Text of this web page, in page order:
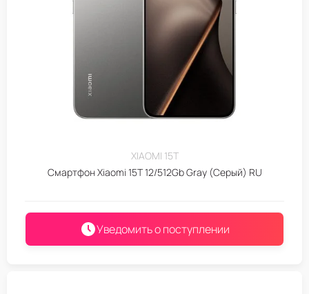
XIAOMI 15T
Смартфон Xiaomi 15T 12/512Gb Gray (Серый) RU
Уведомить о поступлении